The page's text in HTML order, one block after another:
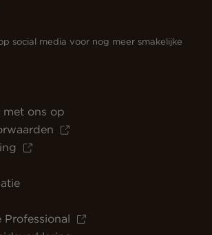
social media voor nog meer smakelijke
met ons op
Professional